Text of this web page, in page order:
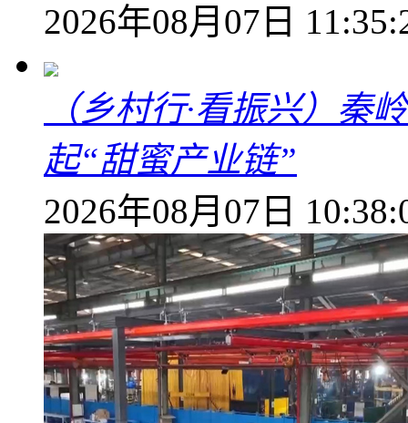
2026年08月07日
（乡村行·看振兴）秦
起“甜蜜产业链”
2026年08月07日